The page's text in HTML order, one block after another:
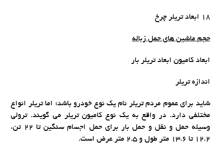
18 ابعاد تریلر چرخ
حجم ماشین های حمل زباله
ابعاد کامیون ابعاد تریلر بار
اندازه تریلر
شاید برای عموم مردم تریلر نام یک نوع خودرو باشد؛ اما تریلر انواع
مختلفی دارد. در واقع به یک نوع کامیون تریلر می گویند. ترولی
وسیله حمل و نقل و حمل بار برای حمل اجسام سنگین تا 22 تن،
12.2 تا 13.6 متر طول و 2.5 متر عرض است.